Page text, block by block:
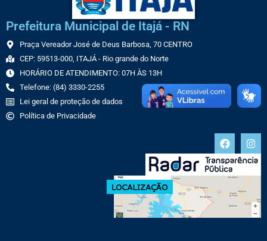
Prefeitura Municipal de Itajá - RN
Praça Vereador José de Deus Barbosa, 70 CENTRO
CEP: 59513-000, ITAJÁ - Rio grande do Norte
HORÁRIO DE ATENDIMENTO: 07H ÀS 13H
Telefone: (84) 3330-2255
Lei geral de proteção de dados
Política de Privacidade